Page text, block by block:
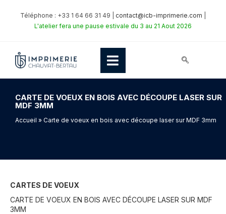
Téléphone : +33 1 64 66 31 49 | contact@icb-imprimerie.com
L'atelier fera une pause estivale du 3 au 21 Aout 2026
CARTE DE VOEUX EN BOIS AVEC DÉCOUPE LASER SUR
MDF 3MM
Accueil » Carte de voeux en bois avec découpe laser sur MDF 3mm
CARTES DE VOEUX
CARTE DE VOEUX EN BOIS AVEC DÉCOUPE LASER SUR MDF
3MM